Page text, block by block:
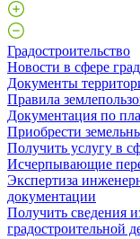
Градостроительство
Новости в сфере
Документы
Правила
Документация по
Приобрести
Получить услугу в
Исчерпывающие
Экспертиза
документации
Получить сведения
градостроительной